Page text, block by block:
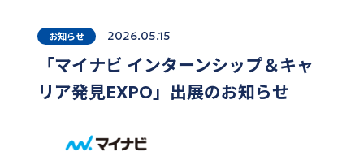
お知らせ 2026.05.15
「マイナビ インターンシップ＆キャ
リア発見EXPO」出展のお知らせ